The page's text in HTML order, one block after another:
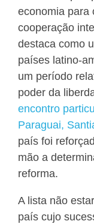
economia para
cooperação
destaca como
países latino-
um período
poder da
encontro
Paraguai,
país foi
mão a
reforma.
A lista não
país cujo